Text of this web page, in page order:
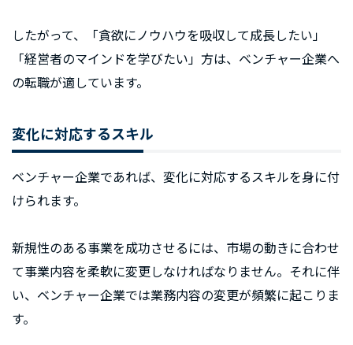
したがって、「貪欲にノウハウを吸収して成長したい」
「経営者のマインドを学びたい」方は、ベンチャー企業へ
の転職が適しています。
変化に対応するスキル
ベンチャー企業であれば、変化に対応するスキルを身に付
けられます。
新規性のある事業を成功させるには、市場の動きに合わせ
て事業内容を柔軟に変更しなければなりません。それに伴
い、ベンチャー企業では業務内容の変更が頻繁に起こりま
す。